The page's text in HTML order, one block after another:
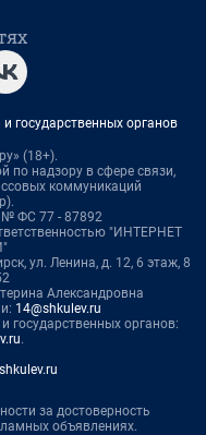
государственных органов
(18+).
по надзору в сфере связи,
коммуникаций
№ ФС 77 - 87892
"ИНТЕРНЕТ
ул. Ленина, д. 12, 6 этаж, 8
Александровна
14@shkulev.ru
государственных органов:
.
за достоверность
объявлениях.